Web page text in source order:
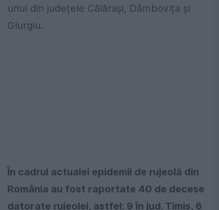
unul din județele Călărași, Dâmbovița și
Giurgiu.
În cadrul actualei epidemii de rujeolă din
România au fost raportate 40 de decese
datorate rujeolei, astfel: 9 în jud. Timiș, 6